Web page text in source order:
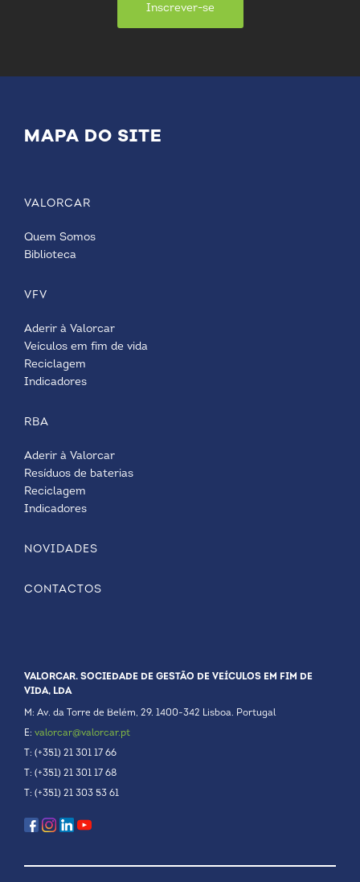
Inscrever-se
MAPA DO SITE
VALORCAR
Quem Somos
Biblioteca
VFV
Aderir à Valorcar
Veículos em fim de vida
Reciclagem
Indicadores
RBA
Aderir à Valorcar
Resíduos de baterias
Reciclagem
Indicadores
NOVIDADES
CONTACTOS
VALORCAR. SOCIEDADE DE GESTÃO DE VEÍCULOS EM FIM DE
VIDA, LDA
M: Av. da Torre de Belém, 29. 1400-342 Lisboa. Portugal
E: valorcar@valorcar.pt
T: (+351) 21 301 17 66
T: (+351) 21 301 17 68
T: (+351) 21 303 53 61